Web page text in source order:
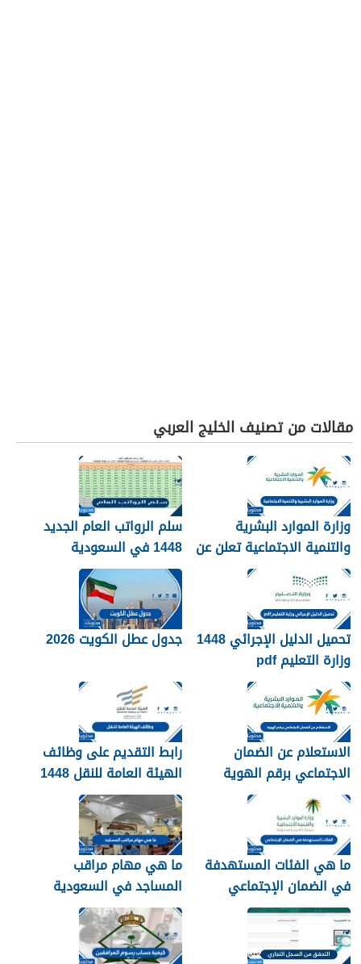
مقالات من تصنيف الخليج العربي
وزارة الموارد البشرية
والتنمية الاجتماعية تعلن عن
تفعيل نظام الضمان
الاجتماعي المطور والجديد
1448
سلم الرواتب العام الجديد
1448 في السعودية
تحميل الدليل الإجرائي 1448
وزارة التعليم pdf
جدول عطل الكويت 2026
الاستعلام عن الضمان
الاجتماعي برقم الهوية
1448
رابط التقديم على وظائف
الهيئة العامة للنقل 1448
في الرياض
ما هي الفئات المستهدفة
في الضمان الإجتماعي
الجديد 1448
ما هي مهام مراقب
المساجد في السعودية
1448